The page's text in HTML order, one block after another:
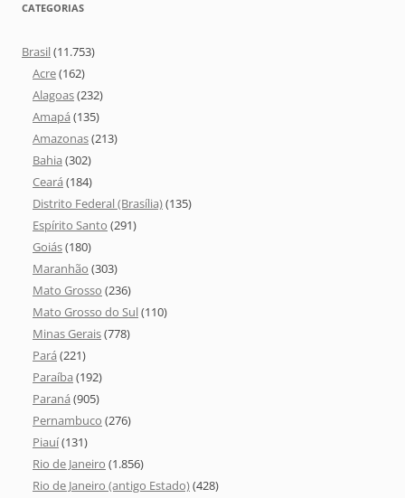
CATEGORIAS
Brasil(11.753)
Acre(162)
Alagoas(232)
Amapá (135)
Amazonas(213)
Bahia (302)
Ceará (184)
Distrito Federal (Brasília)(135)
Espírito Santo (291)
Goiás(180)
Maranhão (303)
Mato Grosso (236)
Mato Grosso do Sul(110)
Minas Gerais(778)
Pará (221)
Paraíba (192)
Paraná (905)
Pernambuco (276)
Piauí(131)
Rio de Janeiro (1.856)
Rio de Janeiro (antigo Estado)(428)